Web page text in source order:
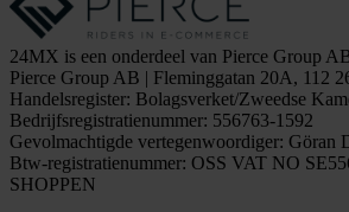
24MX is een onderdeel van Pierce Group
Pierce Group AB | Fleminggatan 20A, 112
Handelsregister: Bolagsverket/Zweedse
Bedrijfsregistratienummer: 556763-1592
Gevolmachtigde vertegenwoordiger: Göran
Btw-registratienummer: OSS VAT NO
SHOPPEN